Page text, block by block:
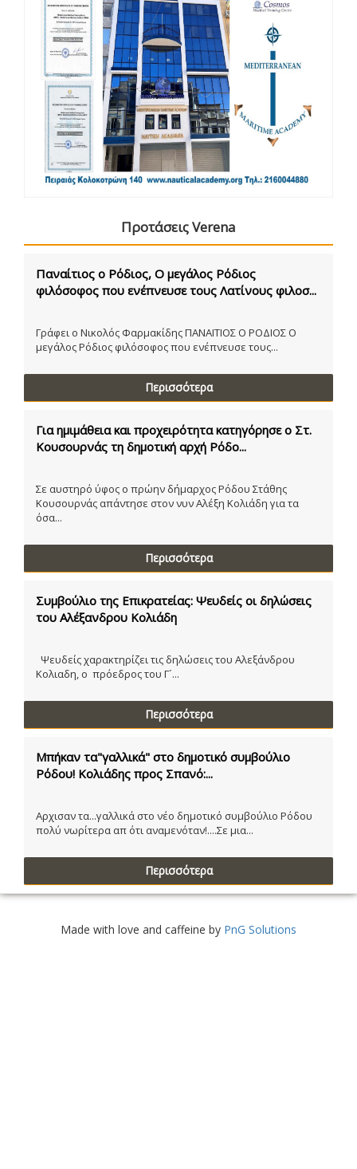
Προτάσεις Verena
Παναίτιος ο Ρόδιος, Ο μεγάλος Ρόδιος
φιλόσοφος που ενέπνευσε τους Λατίνους φιλοσ...
Γράφει ο Νικολός Φαρμακίδης ΠΑΝΑΙΤΙΟΣ Ο ΡΟΔΙΟΣ Ο
μεγάλος Ρόδιος φιλόσοφος που ενέπνευσε τους...
Περισσότερα
Για ημιμάθεια και προχειρότητα κατηγόρησε ο Στ.
Κουσουρνάς τη δημοτική αρχή Ρόδο...
Σε αυστηρό ύφος ο πρώην δήμαρχος Ρόδου Στάθης
Κουσουρνάς απάντησε στον νυν Αλέξη Κολιάδη για τα
όσα...
Περισσότερα
Συμβούλιο της Επικρατείας: Ψευδείς οι δηλώσεις
του Αλέξανδρου Κολιάδη
Ψευδείς χαρακτηρίζει τις δηλώσεις του Αλεξάνδρου
Κολιαδη, ο πρόεδρος του Γ´...
Περισσότερα
Μπήκαν τα"γαλλικά" στο δημοτικό συμβούλιο
Ρόδου! Κολιάδης προς Σπανό:...
Αρχισαν τα...γαλλικά στο νέο δημοτικό συμβούλιο Ρόδου
πολύ νωρίτερα απ ότι αναμενόταν!....Σε μια...
Περισσότερα
Made with love and caffeine by PnG Solutions